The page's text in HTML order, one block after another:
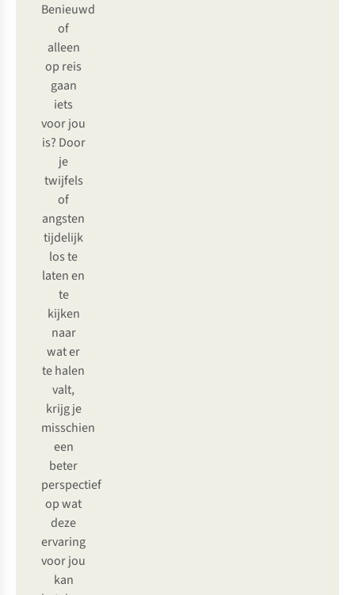
Benieuwd
of
alleen
op reis
gaan
iets
voor jou
is? Door
je
twijfels
of
angsten
tijdelijk
los te
laten en
te
kijken
naar
wat er
te halen
valt,
krijg je
misschien
een
beter
perspectief
op wat
deze
ervaring
voor jou
kan